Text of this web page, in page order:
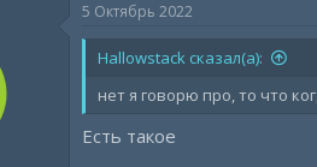
5 Октябрь 2022
Hallowstack сказал(а):
нет я говорю про, то что
Есть такое